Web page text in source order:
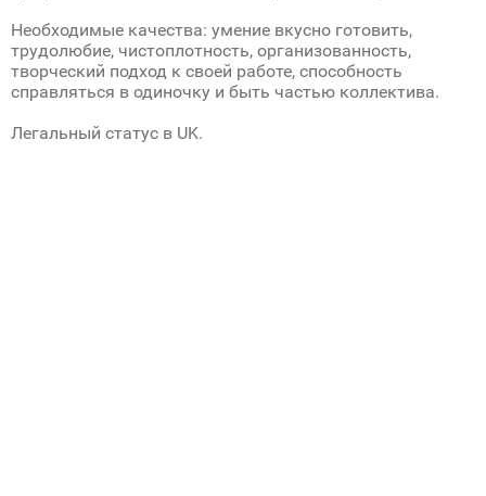
Необходимые качества: умение вкусно готовить,
трудолюбие, чистоплотность, организованность,
творческий подход к своей работе, способность
справляться в одиночку и быть частью коллектива.
Легальный статус в UK.